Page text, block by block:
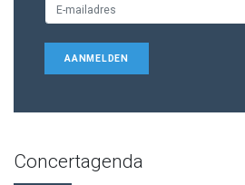
AANMELDEN
Concertagenda